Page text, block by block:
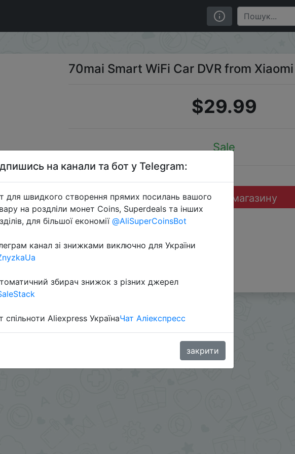
70mai Smart WiFi Car DVR from Xiaomi
$29.99
Sale
Перейти до магазину
каналі:
на канали та бот у Telegram:
для швидкого створення прямих посилань вашого
на роздліли монет Coins, Superdeals та інших
для більшої економії @AliSuperCoinsBot
канал зі знижками виключно для України
збирач знижок з різних джерел
спільноти Aliexpress УкраїнаЧат Аліекспресс
закрити